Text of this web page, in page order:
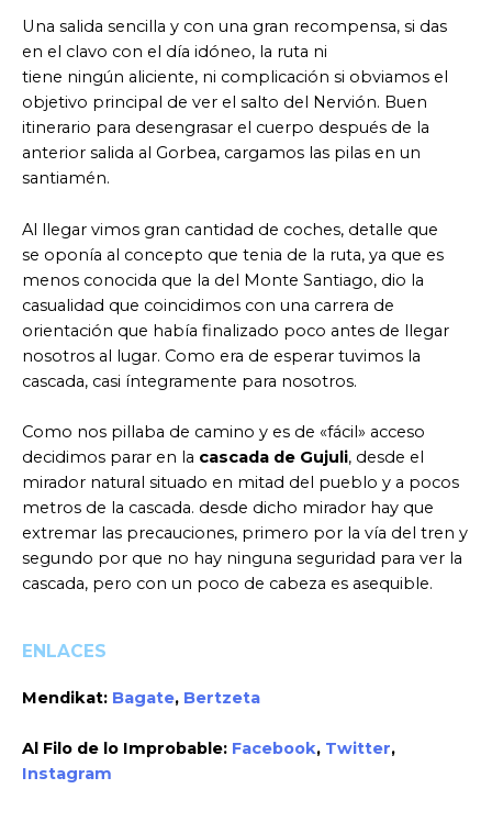
Una salida sencilla y con una gran recompensa, si das
en el clavo con el día idóneo, la ruta ni
tiene ningún aliciente, ni complicación si obviamos el
objetivo principal de ver el salto del Nervión. Buen
itinerario para desengrasar el cuerpo después de la
anterior salida al Gorbea, cargamos las pilas en un
santiamén.
Al llegar vimos gran cantidad de coches, detalle que
se oponía al concepto que tenia de la ruta, ya que es
menos conocida que la del Monte Santiago, dio la
casualidad que coincidimos con una carrera de
orientación que había finalizado poco antes de llegar
nosotros al lugar. Como era de esperar tuvimos la
cascada, casi íntegramente para nosotros.
Como nos pillaba de camino y es de «fácil» acceso
decidimos parar en la cascada de Gujuli, desde el
mirador natural situado en mitad del pueblo y a pocos
metros de la cascada. desde dicho mirador hay que
extremar las precauciones, primero por la vía del tren y
segundo por que no hay ninguna seguridad para ver la
cascada, pero con un poco de cabeza es asequible.
ENLACES
Mendikat: Bagate, Bertzeta
Al Filo de lo Improbable: Facebook, Twitter,
Instagram